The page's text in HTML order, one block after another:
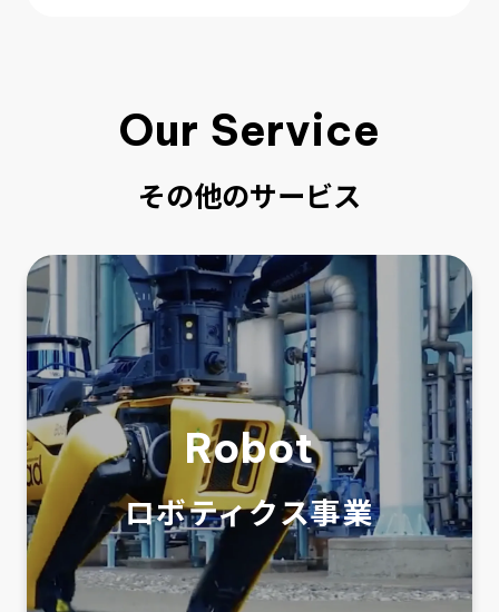
Our Service
その他のサービス
Robot
ロボティクス事業